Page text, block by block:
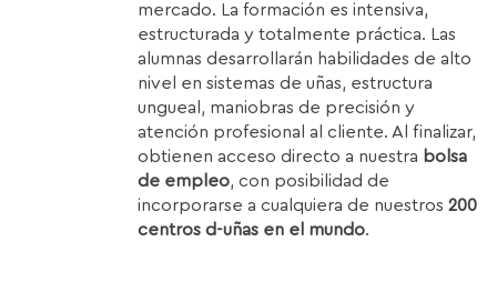
mercado. La formación es intensiva,
estructurada y totalmente práctica. Las
alumnas desarrollarán habilidades de alto
nivel en sistemas de uñas, estructura
ungueal, maniobras de precisión y
atención profesional al cliente. Al finalizar,
obtienen acceso directo a nuestra bolsa
de empleo, con posibilidad de
incorporarse a cualquiera de nuestros200
centros d-uñas en el mundo.